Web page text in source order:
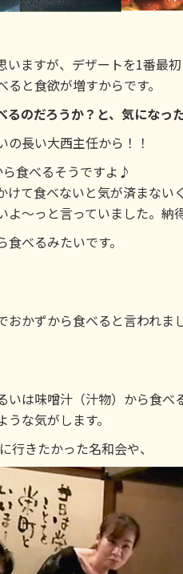
ますが、デザートを1番最
と食欲が増すからです。
のだろうか？と、気になっ
の長い大西主任から！！
食べるそうですよ♪
て食べないと気が済まない
～っと言っていました。納
べるみたいです。
かずから食べると言われま
いは味噌汁（汁物）から食
な気がします。
行きたかった名和会や、